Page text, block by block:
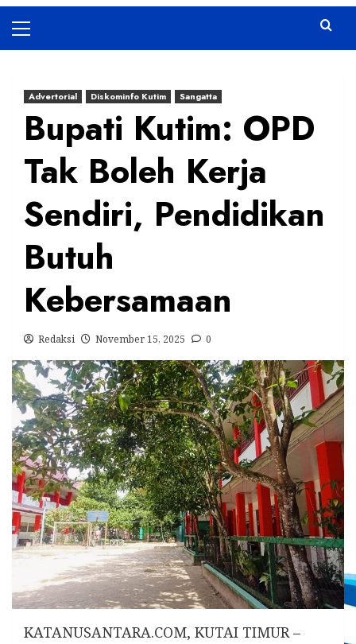
Menu
Advertorial Diskominfo Kutim Sangatta
Bupati Kutim: OPD
Tak Boleh Kerja
Sendiri, Pendidikan
Butuh
Kebersamaan
Redaksi November 15, 2025 0
KATANUSANTARA.COM, KUTAI TIMUR –